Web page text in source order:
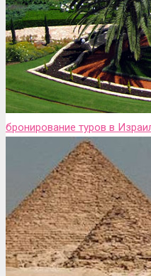
бронирование туров в